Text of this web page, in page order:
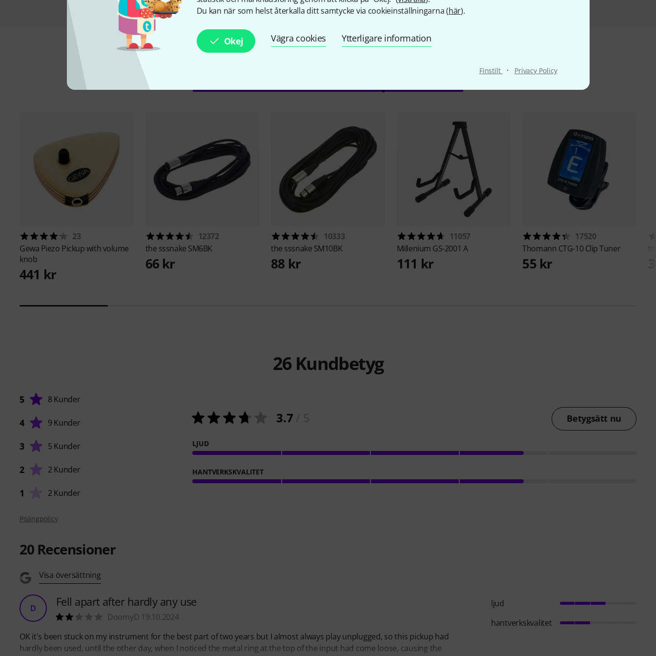
Du kan när som helst återkalla ditt samtycke via cookieinställningarna (här).
Okej Vägra cookies Ytterligare information
Finstilt · Privacy Policy
23
Gewa Piezo Pickup with volume
knob
441 kr
12372
the sssnake SM6BK
66 kr
10333
the sssnake SM10BK
88 kr
11057
Millenium GS-2001 A
111 kr
17520
Thomann CTG-10 Clip Tuner
55 kr
26Kundbetyg
5 8 Kunder
4 9 Kunder
3 5 Kunder
2 2 Kunder
1 2 Kunder
3.7 Betygsätt nu
LJUD
HANTVERKSKVALITET
Poängpolicy
20 Recensioner
Visa översättning
D Fell apart after hardly any use
DoomyD 19.10.2024
OK it's been stuck on my instrument for the best part of two years but I almost always play unplugged, so this pickup had
hardly been used, until the other day, when I noticed the metal ring at the top of the input had come loose, causing the
ljud
hantverkskvalitet